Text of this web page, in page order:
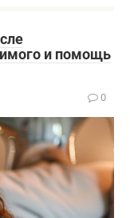
и помощь
0